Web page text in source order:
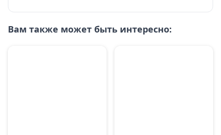
Вам также может быть интересно: